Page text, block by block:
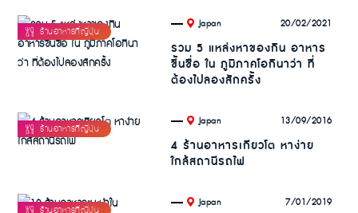
. Japan 20/02/2021
รวม 5 แหล่งหาของกิน อาหาร
ขึ้นชื่อ ใน ภูมิภาคโอกินาว่า ที่
ต้องไปลองสักครั้ง
. Japan 13/09/2016
4 ร้านอาหารเกียวโต หาง่าย
ใกล้สถานีรถไฟ
. Japan 7/01/2019